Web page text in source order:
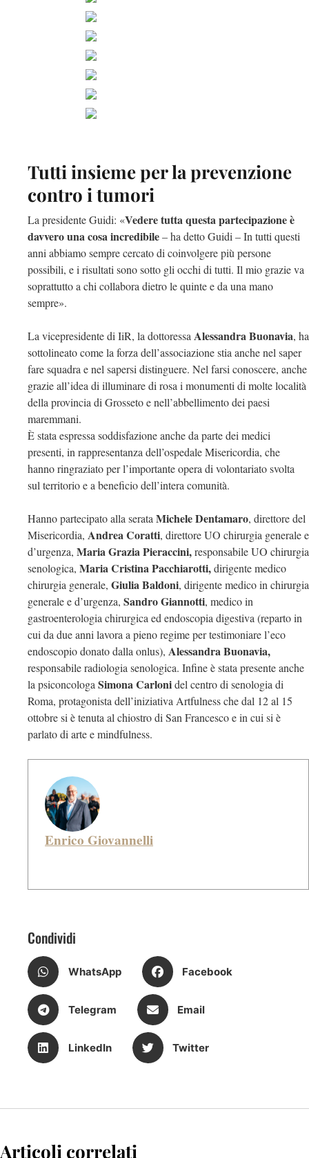
Tutti insieme per la prevenzione
contro i tumori
La presidente Guidi: «Vedere tutta questa partecipazione è
davvero una cosa incredibile– ha detto Guidi – In tutti questi
anni abbiamo sempre cercato di coinvolgere più persone
possibili, e i risultati sono sotto gli occhi di tutti. Il mio grazie va
soprattutto a chi collabora dietro le quinte e da una mano
sempre».
La vicepresidente di IiR, la dottoressaAlessandra Buonavia, ha
sottolineato come la forza dell’associazione stia anche nel saper
fare squadra e nel sapersi distinguere. Nel farsi conoscere, anche
grazie all’idea di illuminare di rosa i monumenti di molte località
della provincia di Grosseto e nell’abbellimento dei paesi
maremmani.
È stata espressa soddisfazione anche da parte dei medici
presenti, in rappresentanza dell’ospedale Misericordia, che
hanno ringraziato per l’importante opera di volontariato svolta
sul territorio e a beneficio dell’intera comunità.
Hanno partecipato alla serataMichele Dentamaro, direttore del
Misericordia, Andrea Coratti, direttore UO chirurgia generale e
d’urgenza, Maria Grazia Pieraccini,responsabile UO chirurgia
senologica, Maria Cristina Pacchiarotti,dirigente medico
chirurgia generale, Giulia Baldoni, dirigente medico in chirurgia
generale e d’urgenza, Sandro Giannotti, medico in
gastroenterologia chirurgica ed endoscopia digestiva (reparto in
cui da due anni lavora a pieno regime per testimoniare l’eco
endoscopio donato dalla onlus), Alessandra Buonavia,
responsabile radiologia senologica. Infine è stata presente anche
la psiconcologaSimona Carlonidel centro di senologia di
Roma, protagonista dell’iniziativa Artfulness che dal 12 al 15
ottobre si è tenuta al chiostro di San Francesco e in cui si è
parlato di arte e mindfulness.
Enrico Giovannelli
Condividi
WhatsApp Facebook
Telegram Email
LinkedIn Twitter
Articoli correlati